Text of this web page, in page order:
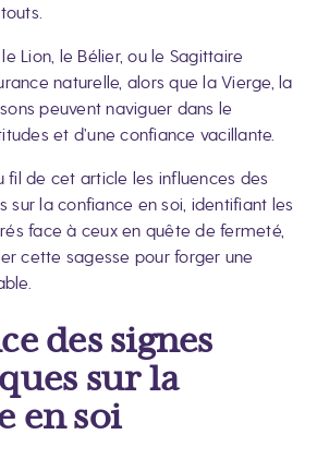
Lion, le Bélier, ou le Sagittaire
naturelle, alors que la Vierge, la
peuvent naviguer dans le
et d’une confiance vacillante.
fil de cet article les influences des
sur la confiance en soi, identifiant les
face à ceux en quête de fermeté,
cette sagesse pour forger une
des signes
sur la
en soi